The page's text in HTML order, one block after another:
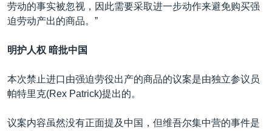
劳动的事实被忽视，因此需要采取进一步动作来避免购买强
迫劳动产出的商品。”
明护人权 暗批中国
本次禁止进口由强迫劳役出产的商品的议案是由独立参议员
帕特里克(Rex Patrick)提出的。
议案内容虽然没有正面提及中国，但维吾尔集中营的事件是